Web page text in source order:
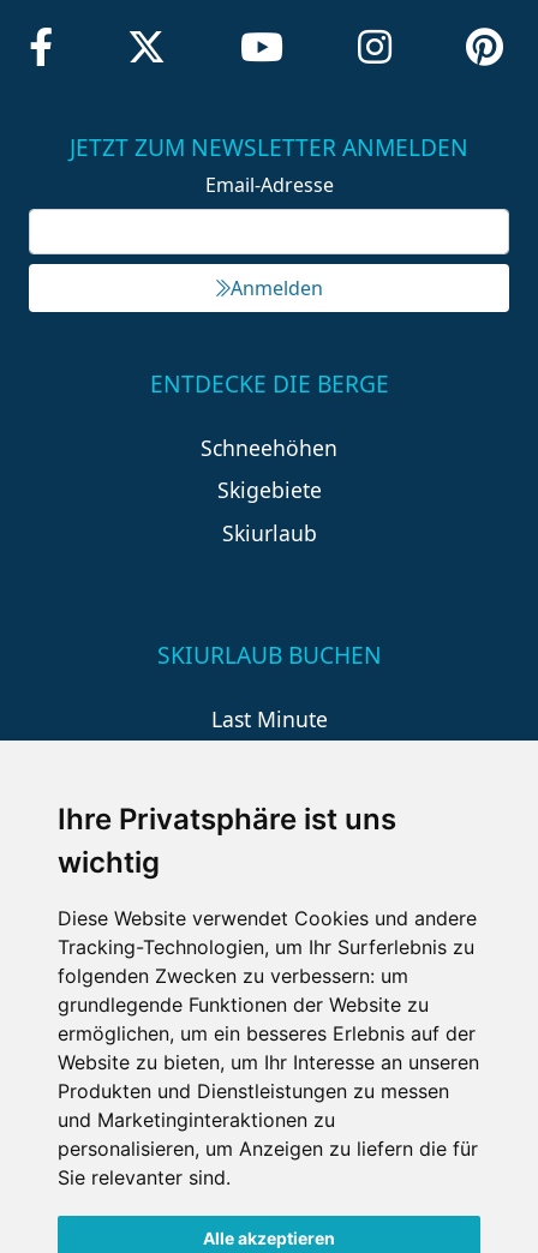
Ihre Privatsphäre ist uns
wichtig
Diese Website verwendet Cookies und andere
Tracking-Technologien, um Ihr Surferlebnis zu
folgenden Zwecken zu verbessern: um
grundlegende Funktionen der Website zu
ermöglichen, um ein besseres Erlebnis auf der
Website zu bieten, um Ihr Interesse an unseren
Produkten und Dienstleistungen zu messen
und Marketinginteraktionen zu
personalisieren, um Anzeigen zu liefern die für
Sie relevanter sind.
Alle akzeptieren
JETZT ZUM NEWSLETTER ANMELDEN
Email-Adresse
Anmelden
ENTDECKE DIE BERGE
Schneehöhen
Skigebiete
Skiurlaub
SKIURLAUB BUCHEN
Last Minute
Wellness
SCHNEEHÖHEN SKI APP
Die Schneehoehen Ski APP für iOS und Android - Ein
Muss für alle Wintersportler und Schneefreaks!